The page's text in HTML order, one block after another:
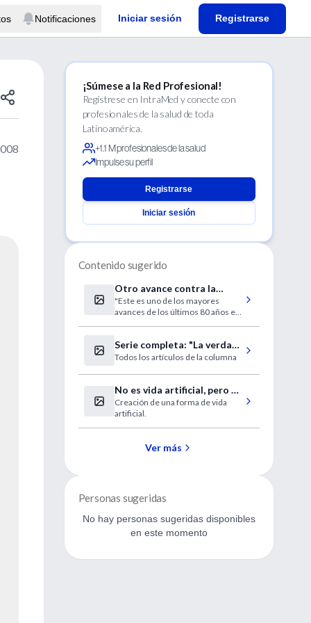
Notificaciones Iniciar sesión Registrarse
¡Súmese a la Red Profesional!
Regístrese en IntraMed y conecte con
profesionales de la salud de toda
Latinoamérica.
+1.1 M profesionales de la salud
Impulse su perfil
Registrarse
Iniciar sesión
Contenido sugerido
Otro avance contra la
tuberculosis
"Este es uno de los mayores
avances de los últimos 80 años en
Serie completa: "La verdad
y otras mentiras"
Todos los artículos de la columna
No es vida artificial, pero se
parece mucho
Creación de una forma de vida
artificial.
Ver más
Personas sugeridas
No hay personas sugeridas disponibles
en este momento